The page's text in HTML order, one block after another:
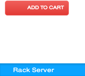
ADD TO CART
Rack Server